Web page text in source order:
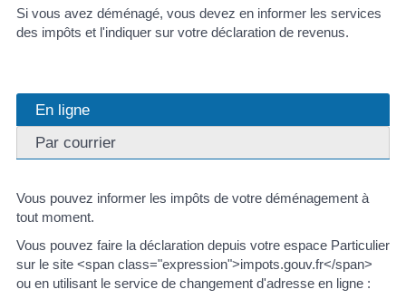
Si vous avez déménagé, vous devez en informer les services
des impôts et l'indiquer sur votre déclaration de revenus.
En ligne
Par courrier
Vous pouvez informer les impôts de votre déménagement à
tout moment.
Vous pouvez faire la déclaration depuis votre espace Particulier
sur le site <span class="expression">impots.gouv.fr</span>
ou en utilisant le service de changement d'adresse en ligne :